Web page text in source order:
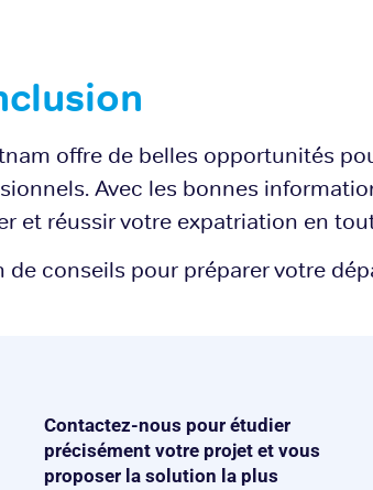
offre de belles opportunités
Avec les bonnes
et réussir votre expatriation en
de conseils pour préparer votre
Contactez-nous pour étudier
précisément votre projet et vous
proposer la solution la plus